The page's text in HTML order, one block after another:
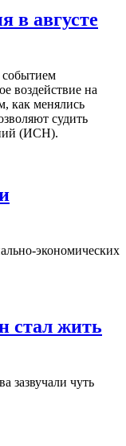
в августе
событием
воздействие на
как менялись
судить
(ИСН).
экономических
стал жить
зазвучали чуть